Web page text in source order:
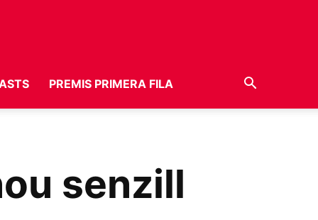
PREMIS PRIMERA FILA
senzill